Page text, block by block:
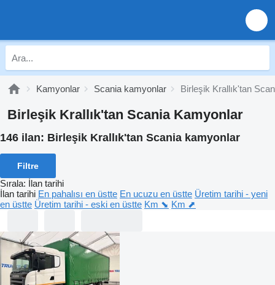
Kamyonlar Scania kamyonlar Birleşik Krallık'tan
Birleşik Krallık'tan Scania Kamyonlar
146 ilan: Birleşik Krallık'tan Scania kamyonlar
Filtre
Sırala: İlan tarihi
İlan tarihi En pahalısı en üstte En ucuzu en üstte Üretim tarihi - yeni
en üstte Üretim tarihi - eski en üstte Km ⬊ Km ⬈